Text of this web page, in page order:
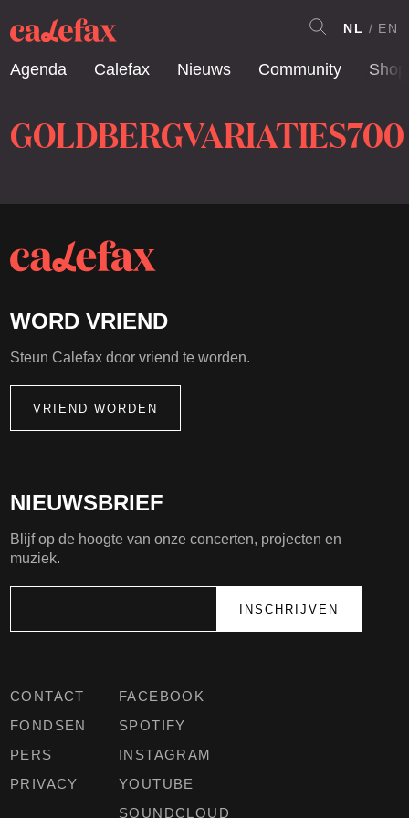
Agenda Calefax Nieuws Community Shop
NL EN
GOLDBERGVARIATIES700
CONTACT
FONDSEN
PERS
PRIVACY
FACEBOOK
SPOTIFY
INSTAGRAM
YOUTUBE
SOUNDCLOUD
NIEUWSBRIEF
Blijf op de hoogte van onze concerten, projecten en
muziek.
WORD VRIEND
Steun Calefax door vriend te worden.
VRIEND WORDEN